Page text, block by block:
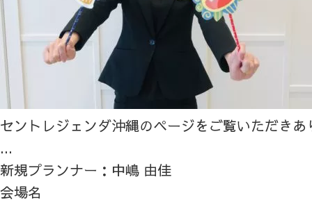
セントレジェンダ沖縄のページをご覧いただき
...
新規プランナー：中嶋 由佳
会場名